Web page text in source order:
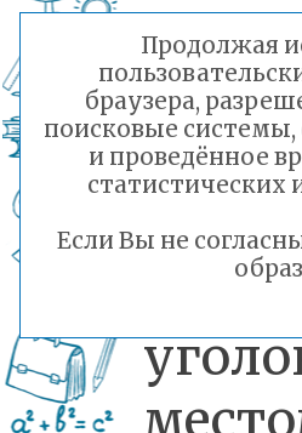
Продолжая
браузера,
поисковые
и проведённое
статистических
Если Вы не